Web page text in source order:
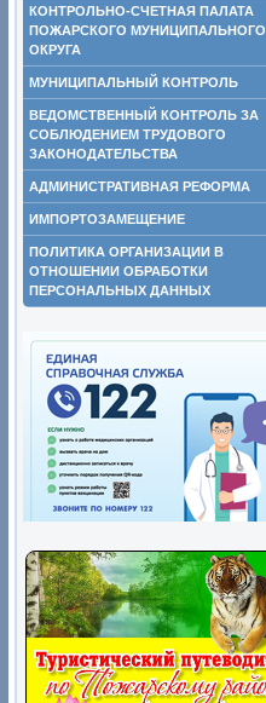
КОНТРОЛЬНО-СЧЕТНАЯ ПАЛАТА
ПОЖАРСКОГО МУНИЦИПАЛЬНОГО
ОКРУГА
МУНИЦИПАЛЬНЫЙ КОНТРОЛЬ
ВЕДОМСТВЕННЫЙ КОНТРОЛЬ ЗА
СОБЛЮДЕНИЕМ ТРУДОВОГО
ЗАКОНОДАТЕЛЬСТВА
АДМИНИСТРАТИВНАЯ РЕФОРМА
ИМПОРТОЗАМЕЩЕНИЕ
ПОЛИТИКА ОРГАНИЗАЦИИ В
ОТНОШЕНИИ ОБРАБОТКИ
ПЕРСОНАЛЬНЫХ ДАННЫХ